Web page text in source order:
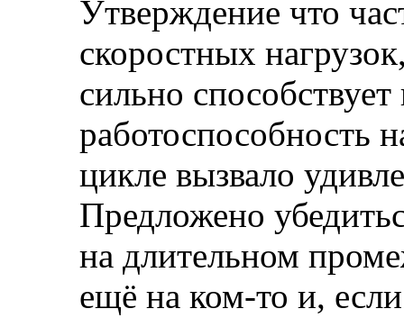
Утверждение что
скоростных
сильно
работоспособность
цикле вызвало
Предложено
на длительном
ещё на ком-то и, если